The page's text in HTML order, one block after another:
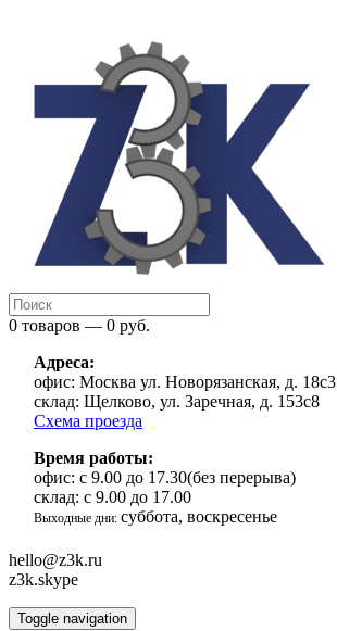
0 товаров — 0 руб.
Адреса:
офис: Москва ул. Новорязанская, д. 18с3
склад: Щелково, ул. Заречная, д. 153с8
Схема проезда
Время работы:
офис: с 9.00 до 17.30(без перерыва)
склад: с 9.00 до 17.00
Выходные дни: суббота, воскресенье
hello@z3k.ru
z3k.skype
Toggle navigation